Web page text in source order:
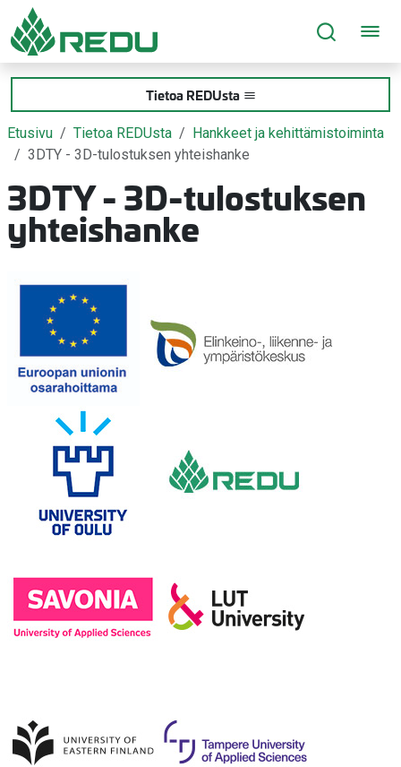
Siirry sivusisältöön
Tietoa REDUsta
Etusivu Tietoa REDUsta
Hankkeet ja kehittämistoiminta
3DTY - 3D-tulostuksen yhteishanke
3DTY - 3D-tulostuksen
yhteishanke